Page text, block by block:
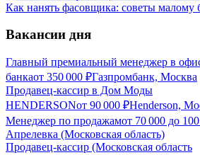
Как нанять фасовщика: советы малому
Вакансии дня
Главный премиальный менеджер в
банкаот 350 000 ₽Газпромбанк, Москва
Продавец-кассир в Дом Моды
HENDERSONот 90 000 ₽Henderson,
Менеджер по продажамот 70 000 до
Апрелевка (Московская область)
Продавец-кассир (Московская область